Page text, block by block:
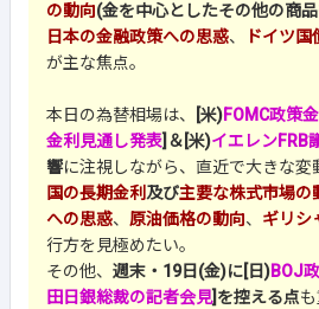
の動向(金を中心としたその他の商
日本の金融政策への思惑、 ドイツ
が主な焦点。
本日の為替相場は、 [米)FOMC政策
金利見通し発表]＆[米)イエレンFRB
響に注視しながら、直近で大きな変
国の長期金利及び主要な株式市場の
への思惑、 原油価格の動向、 ギリシ
行方を見極めたい。
その他、 週末・19日(金)に[日)BOJ
田日銀総裁の記者会見]を控える点